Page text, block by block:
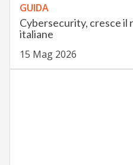
GUIDA
Cybersecurity, cresce il
italiane
15 Mag 2026